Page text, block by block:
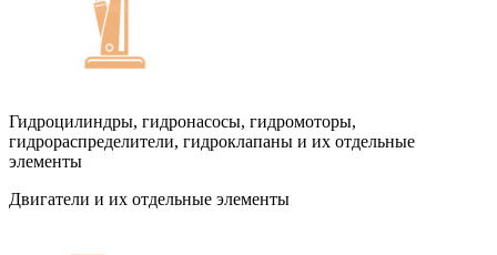
Гидроцилиндры, гидронасосы, гидромоторы,
гидрораспределители, гидроклапаны и их отдельные
элементы
Двигатели и их отдельные элементы